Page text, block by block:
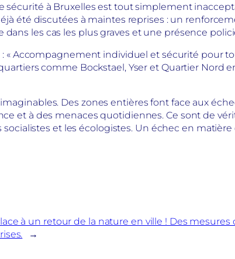
sécurité à Bruxelles est tout simplement
été discutées à maintes reprises : un
les cas les plus graves et une présence
Accompagnement individuel et sécurité pour
comme Bockstael, Yser et Quartier Nord
Des zones entières font face aux
et à des menaces quotidiennes. Ce sont de
et les écologistes. Un échec en
à un retour de la nature en ville ! Des mesures
→